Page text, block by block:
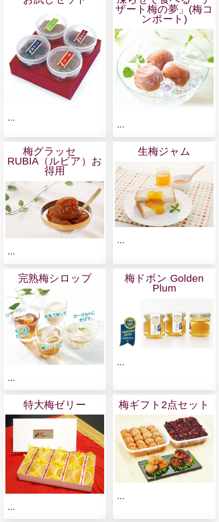
…
ザート梅の夢」(梅コ
ンポート)
…
梅グラッセ
RUBIA（ルビア）お
得用
…
生梅ジャム
…
完熟梅シロップ
…
梅ドボン Golden
Plum
…
特大梅ゼリー
…
梅ギフト2点セット
…